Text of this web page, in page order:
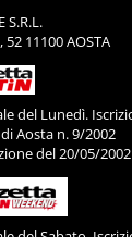
S.R.L.
52 11100 AOSTA
del Lunedì.
Aosta n. 9/2002
del 20/05/2002